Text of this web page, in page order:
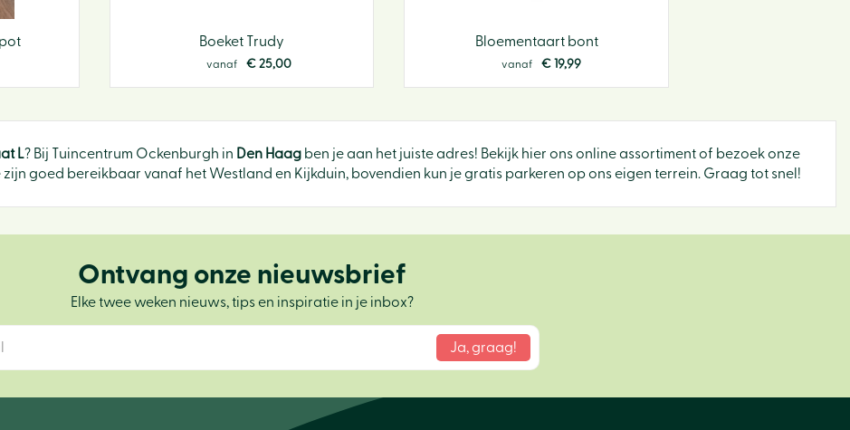
Boeket Trudy
vanaf € 25,00
Bloementaart bont
vanaf € 19,99
L? Bij Tuincentrum Ockenburgh in Den Haag ben je aan het juiste adres! Bekijk hier ons online assortiment of bezoek onze
goed bereikbaar vanaf het Westland en Kijkduin, bovendien kun je gratis parkeren op ons eigen terrein. Graag tot snel!
Ontvang onze nieuwsbrief
Elke twee weken nieuws, tips en inspiratie in je inbox?